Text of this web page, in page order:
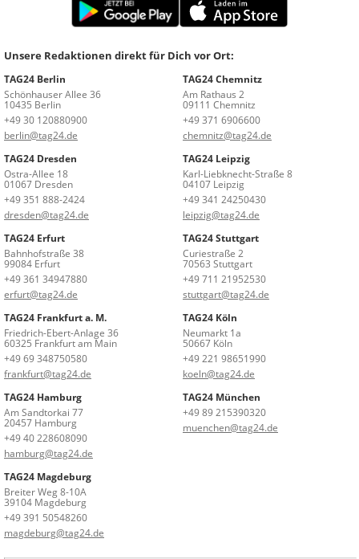
Unsere Redaktionen direkt für Dich vor Ort:
TAG24 Berlin
Schönhauser Allee 36
10435 Berlin
+49 30 120880900
berlin@tag24.de
TAG24 Chemnitz
Am Rathaus 2
09111 Chemnitz
+49 371 6906600
chemnitz@tag24.de
TAG24 Dresden
Ostra-Allee 18
01067 Dresden
+49 351 888-2424
dresden@tag24.de
TAG24 Leipzig
Karl-Liebknecht-Straße 8
04107 Leipzig
+49 341 24250430
leipzig@tag24.de
TAG24 Erfurt
Bahnhofstraße 38
99084 Erfurt
+49 361 34947880
erfurt@tag24.de
TAG24 Stuttgart
Curiestraße 2
70563 Stuttgart
+49 711 21952530
stuttgart@tag24.de
TAG24 Frankfurt a. M.
Friedrich-Ebert-Anlage 36
60325 Frankfurt am Main
+49 69 348750580
frankfurt@tag24.de
TAG24 Köln
Neumarkt 1a
50667 Köln
+49 221 98651990
koeln@tag24.de
TAG24 Hamburg
Am Sandtorkai 77
20457 Hamburg
+49 40 228608090
hamburg@tag24.de
TAG24 München
+49 89 215390320
muenchen@tag24.de
TAG24 Magdeburg
Breiter Weg 8-10A
39104 Magdeburg
+49 391 50548260
magdeburg@tag24.de